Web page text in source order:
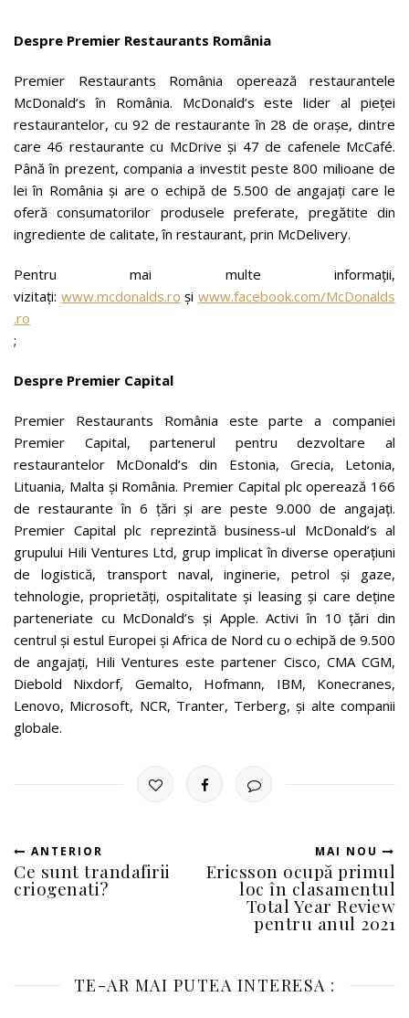
Despre Premier Restaurants România
Premier Restaurants România operează restaurantele
McDonald’s în România. McDonald’s este lider al pieței
restaurantelor, cu 92 de restaurante în 28 de orașe, dintre
care 46 restaurante cu McDrive și 47 de cafenele McCafé.
Până în prezent, compania a investit peste 800 milioane de
lei în România și are o echipă de 5.500 de angajați care le
oferă consumatorilor produsele preferate, pregătite din
ingrediente de calitate, în restaurant, prin McDelivery.
Pentru mai multe informații,
vizitați: www.mcdonalds.ro șiwww.facebook.com/McDonalds
.ro
;
Despre Premier Capital
Premier Restaurants România este parte a companiei
Premier Capital, partenerul pentru dezvoltare al
restaurantelor McDonald’s din Estonia, Grecia, Letonia,
Lituania, Malta și România. Premier Capital plc operează 166
de restaurante în 6 țări și are peste 9.000 de angajați.
Premier Capital plc reprezintă business-ul McDonald’s al
grupului Hili Ventures Ltd, grup implicat în diverse operațiuni
de logistică, transport naval, inginerie, petrol și gaze,
tehnologie, proprietăți, ospitalitate și leasing și care deține
parteneriate cu McDonald’s și Apple. Activi în 10 țări din
centrul și estul Europei și Africa de Nord cu o echipă de 9.500
de angajați, Hili Ventures este partener Cisco, CMA CGM,
Diebold Nixdorf, Gemalto, Hofmann, IBM, Konecranes,
Lenovo, Microsoft, NCR, Tranter, Terberg, și alte companii
globale.
ANTERIOR
Ce sunt trandafirii
criogenati?
MAI NOU
Ericsson ocupă primul
loc în clasamentul
Total Year Review
pentru anul 2021
TE-AR MAI PUTEA INTERESA :